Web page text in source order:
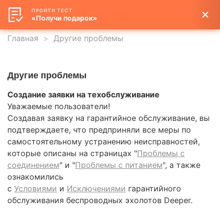
Главная Другие проблемы
Другие проблемы
Создание заявки на техобслуживание
Уважаемые пользователи!
Создавая заявку на гарантийное обслуживание, вы
подтверждаете, что предприняли все меры по
самостоятельному устранению неисправностей,
которые описаны на страницах "Проблемы с
соединением" и "Проблемы с питанием", а также
ознакомились
с Условиями и Исключениями гарантийного
обслуживания беспроводных эхолотов Deeper.
ПРОЙТИ ТЕСТ
«Получи подарок»